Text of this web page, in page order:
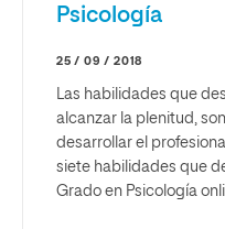
Psicología
25 / 09 / 2018
Las habilidades que
alcanzar la plenitud,
desarrollar el
siete habilidades que
Grado en Psicología